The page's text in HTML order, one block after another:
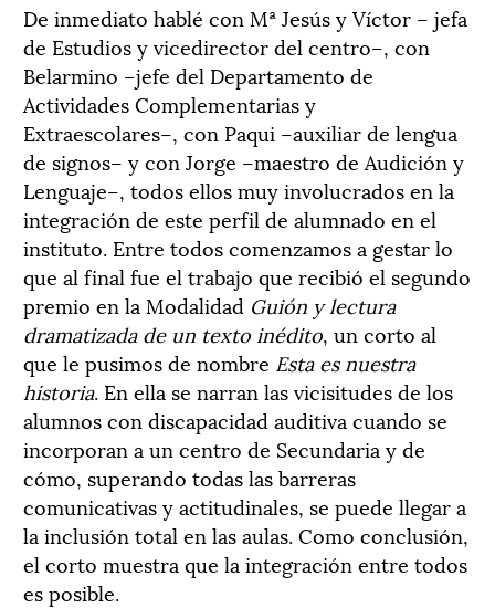
De inmediato hablé con Mª Jesús y Víctor – jefa
de Estudios y vicedirector del centro–, con
Belarmino –jefe del Departamento de
Actividades Complementarias y
Extraescolares–, con Paqui –auxiliar de lengua
de signos– y con Jorge –maestro de Audición y
Lenguaje–, todos ellos muy involucrados en la
integración de este perfil de alumnado en el
instituto. Entre todos comenzamos a gestar lo
que al final fue el trabajo que recibió el segundo
premio en la Modalidad Guión y lectura
dramatizada de un texto inédito, un corto al
que le pusimos de nombre Esta es nuestra
historia. En ella se narran las vicisitudes de los
alumnos con discapacidad auditiva cuando se
incorporan a un centro de Secundaria y de
cómo, superando todas las barreras
comunicativas y actitudinales, se puede llegar a
la inclusión total en las aulas. Como conclusión,
el corto muestra que la integración entre todos
es posible.